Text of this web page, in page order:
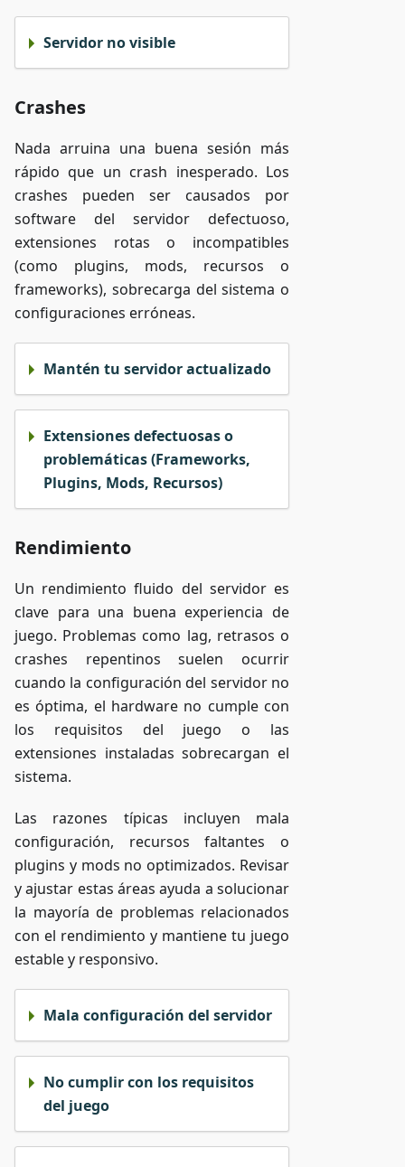
Servidor no visible
Crashes
Nada arruina una buena sesión más
rápido que un crash inesperado. Los
crashes pueden ser causados por
software del servidor defectuoso,
extensiones rotas o incompatibles
(como plugins, mods, recursos o
frameworks), sobrecarga del sistema o
configuraciones erróneas.
Mantén tu servidor actualizado
Extensiones defectuosas o
problemáticas (Frameworks,
Plugins, Mods, Recursos)
Rendimiento
Un rendimiento fluido del servidor es
clave para una buena experiencia de
juego. Problemas como lag, retrasos o
crashes repentinos suelen ocurrir
cuando la configuración del servidor no
es óptima, el hardware no cumple con
los requisitos del juego o las
extensiones instaladas sobrecargan el
sistema.
Las razones típicas incluyen mala
configuración, recursos faltantes o
plugins y mods no optimizados. Revisar
y ajustar estas áreas ayuda a solucionar
la mayoría de problemas relacionados
con el rendimiento y mantiene tu juego
estable y responsivo.
Mala configuración del servidor
No cumplir con los requisitos
del juego